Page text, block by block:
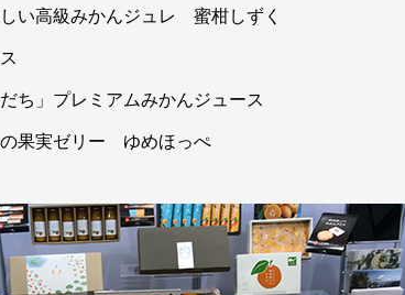
い高級みかんジュレ 蜜柑しずく
ち」プレミアムみかんジュース
の果実ゼリー ゆめほっぺ